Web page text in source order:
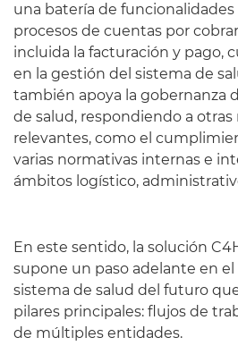
una batería de
procesos de cuentas por
incluida la facturación y pago,
en la gestión del sistema de
también apoya la gobernanza
de salud, respondiendo a otras
relevantes, como el
varias normativas internas e
ámbitos logístico,
En este sentido, la solución
supone un paso adelante en
sistema de salud del futuro
pilares principales: flujos de
de múltiples entidades.